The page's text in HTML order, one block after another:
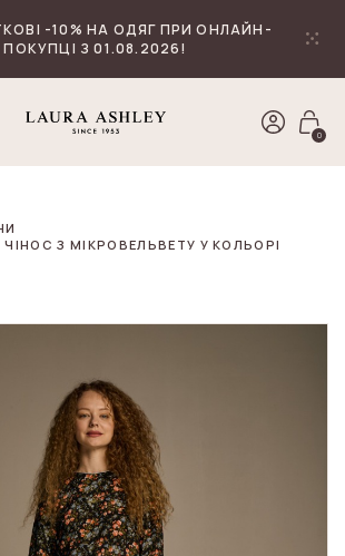
-10% НА ОДЯГ ПРИ ОНЛАЙН-
ПОКУПЦІ З 01.08.2026!
0
З МІКРОВЕЛЬВЕТУ У КОЛЬОРІ